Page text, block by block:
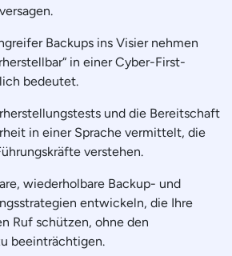
Backups ins Visier nehmen
in einer Cyber-First-
bedeutet.
und die Bereitschaft
in einer Sprache vermittelt, die
verstehen.
wiederholbare Backup- und
entwickeln, die Ihre
Ruf schützen, ohne den
beeinträchtigen.